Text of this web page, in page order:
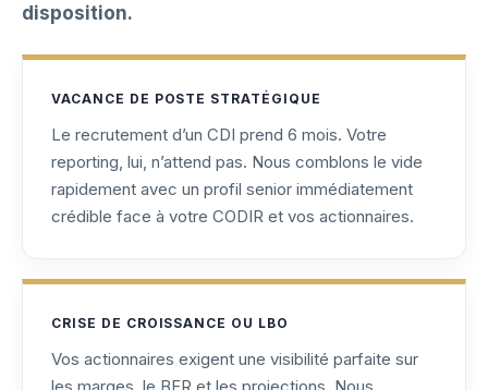
disposition.
VACANCE DE POSTE STRATÉGIQUE
Le recrutement d’un CDI prend 6 mois. Votre
reporting, lui, n’attend pas. Nous comblons le vide
rapidement avec un profil senior immédiatement
crédible face à votre CODIR et vos actionnaires.
CRISE DE CROISSANCE OU LBO
Vos actionnaires exigent une visibilité parfaite sur
les marges, le BFR et les projections. Nous